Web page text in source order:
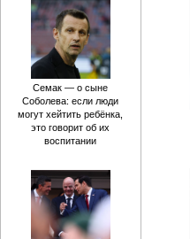
Семак — о сыне
Соболева: если люди
могут хейтить ребёнка,
это говорит об их
воспитании